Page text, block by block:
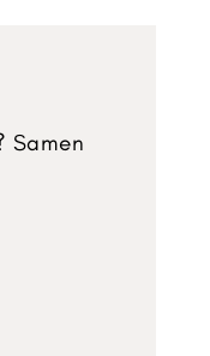
Samen